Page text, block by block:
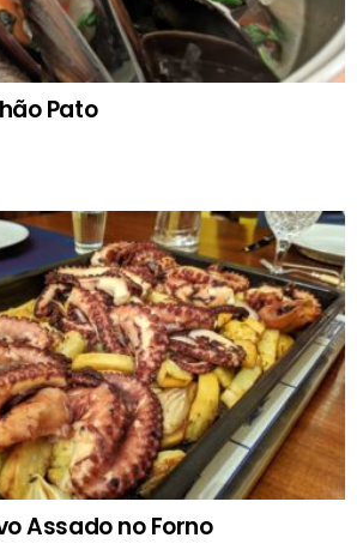
Pato
Assado no Forno